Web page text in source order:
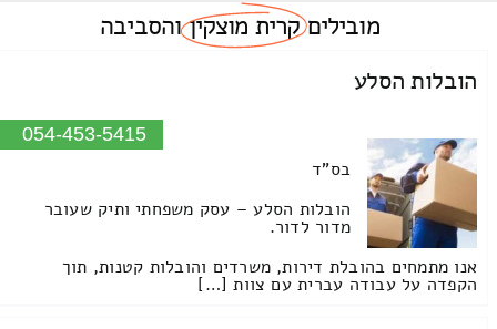
מוביליםקרית מוצקיןוהסביבה
הובלות הסלע
054-453-5415
בס"ד
הובלות הסלע – עסק משפחתי ותיק שעובר
מדור לדור.
אנו מתמחים בהובלת דירות, משרדים והובלות קטנות, תוך
הקפדה על עבודה עברית עם צוות […]